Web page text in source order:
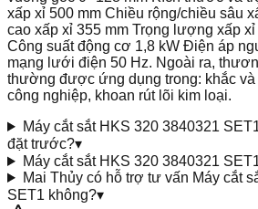
xấp xỉ 500 mm Chiều rộng/chiều sâu
cao xấp xỉ 355 mm Trọng lượng xấp
Công suất động cơ 1,8 kW Điện áp
mạng lưới điện 50 Hz. Ngoài ra,
thường được ứng dụng trong: khắc và
công nghiệp, khoan rút lõi kim loại.
Máy cắt sắt HKS 320 3840321
đặt trước?▾
Máy cắt sắt HKS 320 3840321
Mai Thủy có hỗ trợ tư vấn Máy cắt
SET1 không?▾